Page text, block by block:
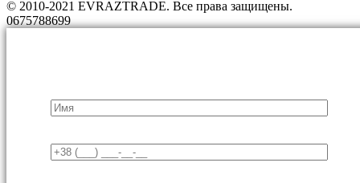
© 2010-2021 EVRAZTRADE. Все права защищены.
0675788699